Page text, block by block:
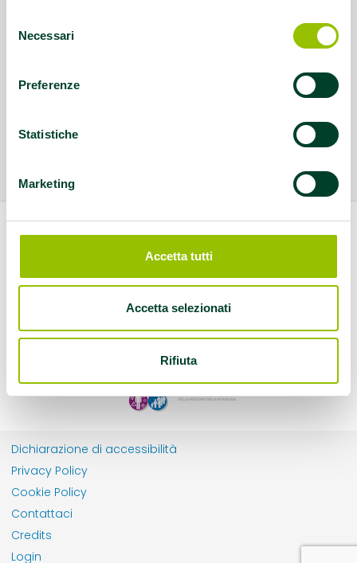
delNecessari
Preferenze
Statistiche
Marketing
Accetta tutti
Accetta selezionati
Rifiuta
Dichiarazione di accessibilità
Privacy Policy
Cookie Policy
Contattaci
Credits
Login